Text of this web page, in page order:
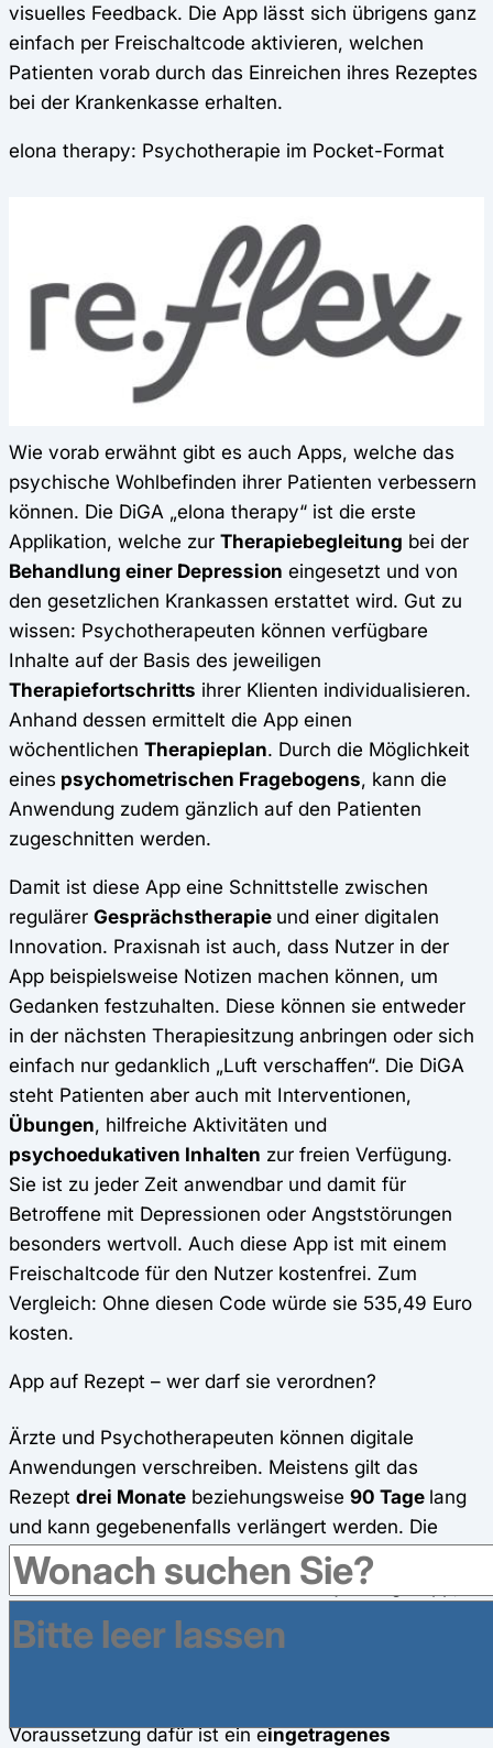
visuelles Feedback. Die App lässt sich übrigens ganz
einfach per Freischaltcode aktivieren, welchen
Patienten vorab durch das Einreichen ihres Rezeptes
bei der Krankenkasse erhalten.
elona therapy: Psychotherapie im Pocket-Format
Wie vorab erwähnt gibt es auch Apps, welche das
psychische Wohlbefinden ihrer Patienten verbessern
können. Die DiGA „elona therapy“ ist die erste
Applikation, welche zur Therapiebegleitung bei der
Behandlung einer Depression eingesetzt und von
den gesetzlichen Krankassen erstattet wird. Gut zu
wissen: Psychotherapeuten können verfügbare
Inhalte auf der Basis des jeweiligen
Therapiefortschritts ihrer Klienten individualisieren.
Anhand dessen ermittelt die App einen
wöchentlichen Therapieplan. Durch die Möglichkeit
eines psychometrischen Fragebogens, kann die
Anwendung zudem gänzlich auf den Patienten
zugeschnitten werden.
Damit ist diese App eine Schnittstelle zwischen
regulärer Gesprächstherapie und einer digitalen
Innovation. Praxisnah ist auch, dass Nutzer in der
App beispielsweise Notizen machen können, um
Gedanken festzuhalten. Diese können sie entweder
in der nächsten Therapiesitzung anbringen oder sich
einfach nur gedanklich „Luft verschaffen“. Die DiGA
steht Patienten aber auch mit Interventionen,
Übungen, hilfreiche Aktivitäten und
psychoedukativen Inhalten zur freien Verfügung.
Sie ist zu jeder Zeit anwendbar und damit für
Betroffene mit Depressionen oder Angststörungen
besonders wertvoll. Auch diese App ist mit einem
Freischaltcode für den Nutzer kostenfrei. Zum
Vergleich: Ohne diesen Code würde sie 535,49 Euro
kosten.
App auf Rezept – wer darf sie verordnen?
Ärzte und Psychotherapeuten können digitale
Anwendungen verschreiben. Meistens gilt das
Rezept drei Monate beziehungsweise 90 Tage lang
und kann gegebenenfalls verlängert werden. Die
Krankenkasse vergibt dann in der Regel einen
kostenfreien Freischaltcode für die jeweilige App,
die man nur noch aktivieren muss. In manchen Fällen
wird sie aber auch direkt freigeschaltet. Jegliche
Voraussetzung dafür ist ein eingetragenes